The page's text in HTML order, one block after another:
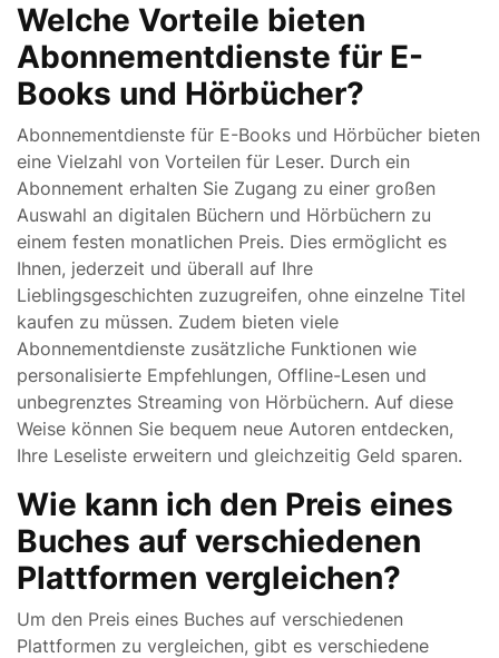
Welche Vorteile bieten
Abonnementdienste für E-
Books und Hörbücher?
Abonnementdienste für E-Books und Hörbücher bieten
eine Vielzahl von Vorteilen für Leser. Durch ein
Abonnement erhalten Sie Zugang zu einer großen
Auswahl an digitalen Büchern und Hörbüchern zu
einem festen monatlichen Preis. Dies ermöglicht es
Ihnen, jederzeit und überall auf Ihre
Lieblingsgeschichten zuzugreifen, ohne einzelne Titel
kaufen zu müssen. Zudem bieten viele
Abonnementdienste zusätzliche Funktionen wie
personalisierte Empfehlungen, Offline-Lesen und
unbegrenztes Streaming von Hörbüchern. Auf diese
Weise können Sie bequem neue Autoren entdecken,
Ihre Leseliste erweitern und gleichzeitig Geld sparen.
Wie kann ich den Preis eines
Buches auf verschiedenen
Plattformen vergleichen?
Um den Preis eines Buches auf verschiedenen
Plattformen zu vergleichen, gibt es verschiedene